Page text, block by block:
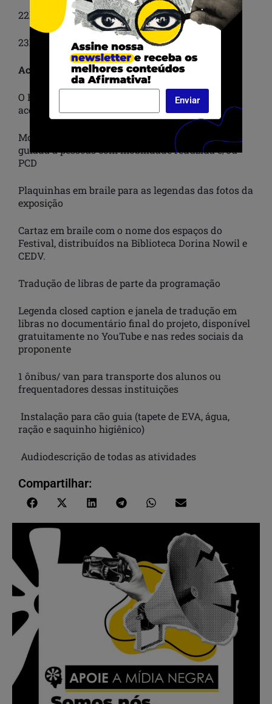
22h15 – Show com Filhos de Dona Maria
23h20 – Show com Banda Patacori
Acessibilidade
O Festival Magia Negra está atento com a
acessibilidade e conta com:
Monitoramento de acessibilidade para visita
guiada a pessoas com mobilidade reduzida e/ou
PCD
Plaquinhas em braile para as legendas das fotos da
exposição
Cartaz em braile com o nome dos espaços do
Festival, distribuídos na Biblioteca Dorina Nowil e
CEDV.
Tradução de libras de parte da programação
Legenda closed caption e janela de tradução em
libras no documentário final do projeto, disponível
gratuitamente no YouTube e nas redes sociais da
proponente
1 ônibus/ van para transporte dos alunos ou
frequentadores dessas instituições
Instalação para cão guia (tapete de EVA, água,
ração e saquinho higiênico)
Audiodescrição de todas as atividades
Compartilhar:
Enviar